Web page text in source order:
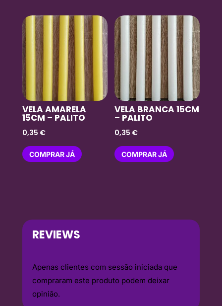
VELA AMARELA
15CM – PALITO
0,35 €
COMPRAR JÁ
VELA BRANCA 15CM
– PALITO
0,35 €
COMPRAR JÁ
REVIEWS
Apenas clientes com sessão iniciada que
compraram este produto podem deixar
opinião.